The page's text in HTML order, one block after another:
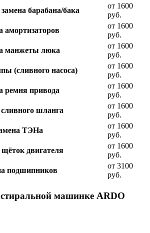
барабана/бака
от 1600
руб.
амортизаторов
от 1600
руб.
манжеты люка
от 1600
руб.
(сливного насоса)
от 1600
руб.
ремня привода
от 1600
руб.
шланга
от 1600
руб.
ТЭНа
от 1600
руб.
двигателя
от 1600
руб.
подшипников
от 3100
руб.
машинке ARDO